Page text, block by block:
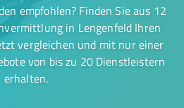
empfohlen? Finden Sie aus 12
in Lengenfeld Ihren
vergleichen und mit nur einer
von bis zu 20 Dienstleistern
erhalten.